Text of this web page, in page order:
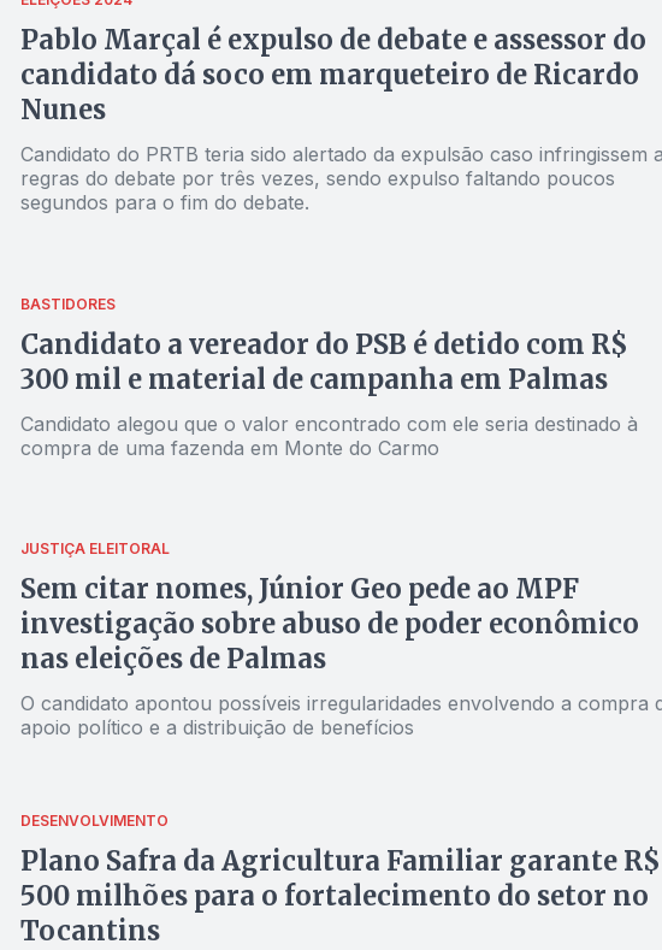
Pablo Marçal é expulso de debate e assessor do
candidato dá soco em marqueteiro de Ricardo
Nunes
Candidato do PRTB teria sido alertado da expulsão caso infringissem
regras do debate por três vezes, sendo expulso faltando poucos
segundos para o fim do debate.
BASTIDORES
Candidato a vereador do PSB é detido com R$
300 mil e material de campanha em Palmas
Candidato alegou que o valor encontrado com ele seria destinado à
compra de uma fazenda em Monte do Carmo
JUSTIÇA ELEITORAL
Sem citar nomes, Júnior Geo pede ao MPF
investigação sobre abuso de poder econômico
nas eleições de Palmas
O candidato apontou possíveis irregularidades envolvendo a compra
apoio político e a distribuição de benefícios
DESENVOLVIMENTO
Plano Safra da Agricultura Familiar garante R$
500 milhões para o fortalecimento do setor no
Tocantins